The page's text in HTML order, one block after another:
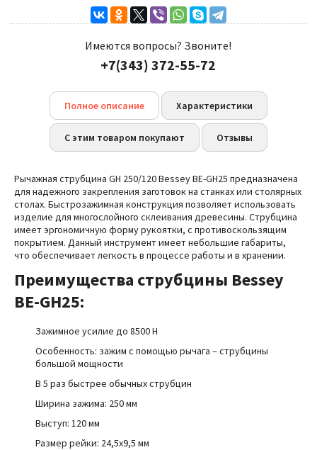
Имеются вопросы? Звоните!
+7(343) 372-55-72
Полное описание Характеристики
С этим товаром покупают Отзывы
Рычажная струбцина GH 250/120 Bessey BE-GH25 предназначена
для надежного закрепления заготовок на станках или столярных
столах. Быстрозажимная конструкция позволяет использовать
изделие для многослойного склеивания древесины. Струбцина
имеет эргономичную форму рукоятки, с противоскользящим
покрытием. Данный инструмент имеет небольшие габариты,
что обеспечивает легкость в процессе работы и в хранении.
Преимущества струбцины Bessey
BE-GH25:
Зажимное усилие до 8500 Н
Особенность: зажим с помощью рычага – cтрубцины
большой мощности
В 5 раз быстрее обычных струбцин
Ширина зажима: 250 мм
Выступ: 120 мм
Размер рейки: 24,5х9,5 мм